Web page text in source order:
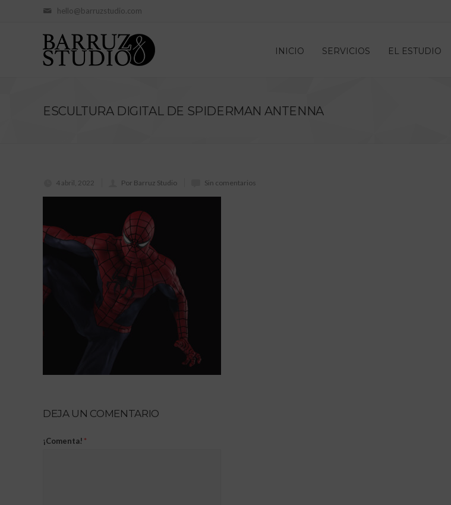
hello@barruzstudio.com
INICIO SERVICIOS EL ESTUDIO
ESCULTURA DIGITAL DE SPIDERMAN ANTENNA
4 abril, 2022 Por Barruz Studio Sin comentarios
DEJA UN COMENTARIO
¡Comenta! *